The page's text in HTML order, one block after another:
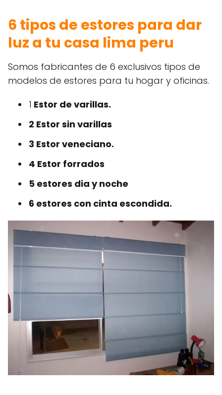
6 tipos de estores para dar
luz a tu casa lima peru
Somos fabricantes de 6 exclusivos tipos de
modelos de estores para tu hogar y oficinas.
1 Estor de varillas.
2 Estor sin varillas
3 Estor veneciano.
4 Estor forrados
5 estores dia y noche
6 estores con cinta escondida.